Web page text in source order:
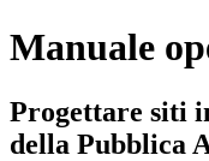
Manuale
Progettare siti
della Pubblica